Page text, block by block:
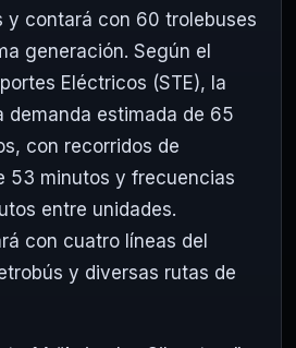
y contará con 60 trolebuses
generación. Según el
Eléctricos (STE), la
demanda estimada de 65
con recorridos de
53 minutos y frecuencias
entre unidades.
con cuatro líneas del
y diversas rutas de